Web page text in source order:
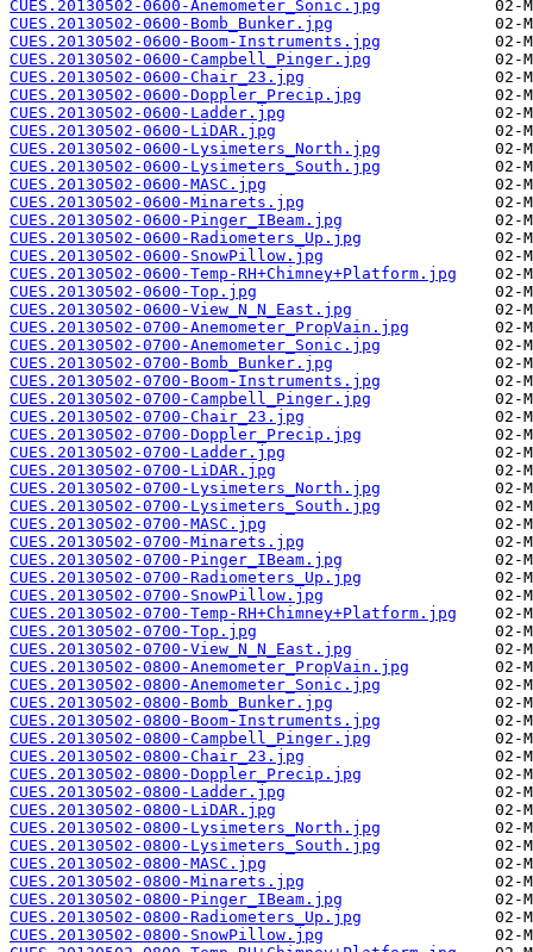
CUES.20130502-0600-Anemometer_Sonic.jpg
CUES.20130502-0600-Bomb_Bunker.jpg
CUES.20130502-0600-Boom-Instruments.jpg
CUES.20130502-0600-Campbell_Pinger.jpg
CUES.20130502-0600-Chair_23.jpg
CUES.20130502-0600-Doppler_Precip.jpg
CUES.20130502-0600-Ladder.jpg
CUES.20130502-0600-LiDAR.jpg
CUES.20130502-0600-Lysimeters_North.jpg
CUES.20130502-0600-Lysimeters_South.jpg
CUES.20130502-0600-MASC.jpg
CUES.20130502-0600-Minarets.jpg
CUES.20130502-0600-Pinger_IBeam.jpg
CUES.20130502-0600-Radiometers_Up.jpg
CUES.20130502-0600-SnowPillow.jpg
CUES.20130502-0600-Temp-RH+Chimney+Platform.jpg
CUES.20130502-0600-Top.jpg
CUES.20130502-0600-View_N_N_East.jpg
CUES.20130502-0700-Anemometer_PropVain.jpg
CUES.20130502-0700-Anemometer_Sonic.jpg
CUES.20130502-0700-Bomb_Bunker.jpg
CUES.20130502-0700-Boom-Instruments.jpg
CUES.20130502-0700-Campbell_Pinger.jpg
CUES.20130502-0700-Chair_23.jpg
CUES.20130502-0700-Doppler_Precip.jpg
CUES.20130502-0700-Ladder.jpg
CUES.20130502-0700-LiDAR.jpg
CUES.20130502-0700-Lysimeters_North.jpg
CUES.20130502-0700-Lysimeters_South.jpg
CUES.20130502-0700-MASC.jpg
CUES.20130502-0700-Minarets.jpg
CUES.20130502-0700-Pinger_IBeam.jpg
CUES.20130502-0700-Radiometers_Up.jpg
CUES.20130502-0700-SnowPillow.jpg
CUES.20130502-0700-Temp-RH+Chimney+Platform.jpg
CUES.20130502-0700-Top.jpg
CUES.20130502-0700-View_N_N_East.jpg
CUES.20130502-0800-Anemometer_PropVain.jpg
CUES.20130502-0800-Anemometer_Sonic.jpg
CUES.20130502-0800-Bomb_Bunker.jpg
CUES.20130502-0800-Boom-Instruments.jpg
CUES.20130502-0800-Campbell_Pinger.jpg
CUES.20130502-0800-Chair_23.jpg
CUES.20130502-0800-Doppler_Precip.jpg
CUES.20130502-0800-Ladder.jpg
CUES.20130502-0800-LiDAR.jpg
CUES.20130502-0800-Lysimeters_North.jpg
CUES.20130502-0800-Lysimeters_South.jpg
CUES.20130502-0800-MASC.jpg
CUES.20130502-0800-Minarets.jpg
CUES.20130502-0800-Pinger_IBeam.jpg
CUES.20130502-0800-Radiometers_Up.jpg
CUES.20130502-0800-SnowPillow.jpg